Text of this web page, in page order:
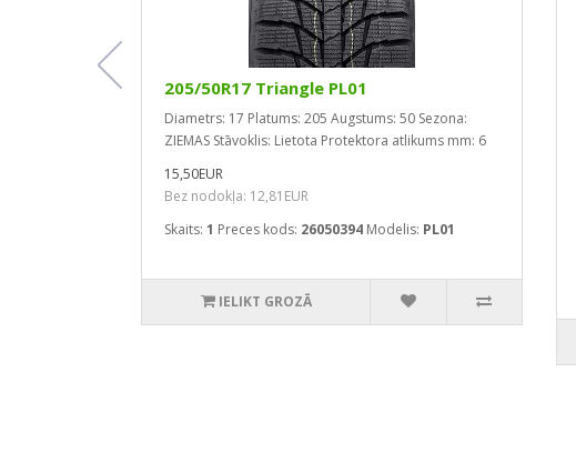
205/50R17 Triangle PL01
Diametrs: 17 Platums: 205 Augstums: 50 Sezona:
ZIEMAS Stāvoklis: Lietota Protektora atlikums mm: 6
15,50EUR
Bez nodokļa: 12,81EUR
Skaits: 1 Preces kods: 26050394 Modelis: PL01
IELIKT GROZĀ